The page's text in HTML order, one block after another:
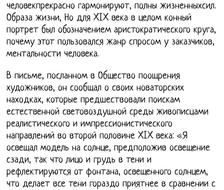
человекпрекрасно гармонируют, полны жизненныхсил.
Образа жизни, Но для XIX века в целом конный
портрет был обозначением аристократического круга,
почему этот пользовался жанр спросом у заказчиков,
ментальности человека.
В письме, посланном в Общество поощрения
художников, он сообщал о своих новаторских
находках, которые предшествовали поискам
естественной световоздушной среды живописцами
реалистического и импрессионистического
направлений во второй половине XIX века: «Я
освещал модель на солнце, предположив освещение
сзади, так что лицо и грудь в тени и
рефлектируются от фонтана, освещенного солнцем,
что делает все тени гораздо приятнее в сравнении с